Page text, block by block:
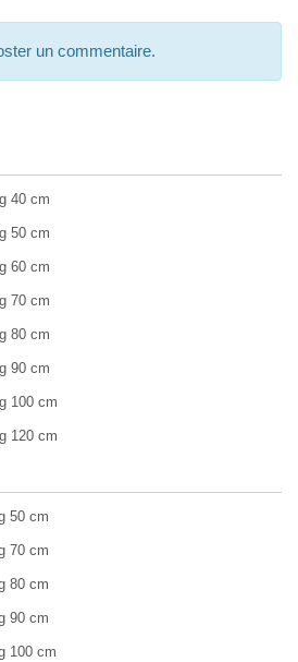
un commentaire.
40 cm
50 cm
60 cm
70 cm
80 cm
90 cm
100 cm
120 cm
50 cm
70 cm
80 cm
90 cm
100 cm